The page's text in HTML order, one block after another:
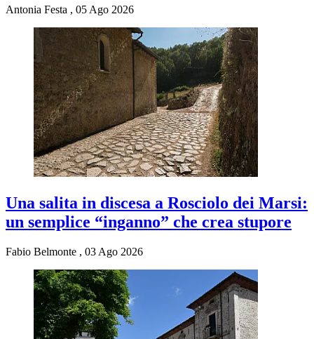
Antonia Festa , 05 Ago 2026
Una salita in discesa a Rosciolo dei Marsi:
un semplice “inganno” che crea stupore
Fabio Belmonte , 03 Ago 2026